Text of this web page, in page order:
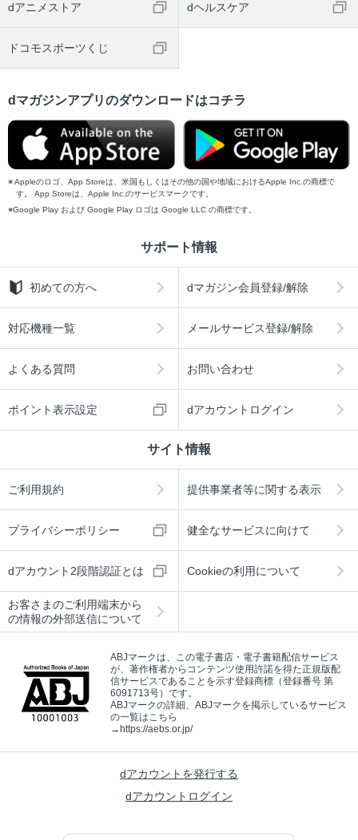
dアニメストア dヘルスケア
ドコモスポーツくじ
dマガジンアプリのダウンロードはコチラ
Appleのロゴ、App Storeは、米国もしくはその他の国や地域におけるApple Inc.の商標で
す。 App Storeは、Apple Inc.のサービスマークです。
Google Play および Google Play ロゴは Google LLC の商標です。
サポート情報
初めての方へ dマガジン会員登録/解除
対応機種一覧 メールサービス登録/解除
よくある質問 お問い合わせ
ポイント表示設定 dアカウントログイン
サイト情報
ご利用規約 提供事業者等に関する表示
プライバシーポリシー 健全なサービスに向けて
dアカウント2段階認証とは Cookieの利用について
お客さまのご利用端末から
の情報の外部送信について
ABJマークは、この電子書店・電子書籍配信サービス
が、著作権者からコンテンツ使用許諾を得た正規版配
信サービスであることを示す登録商標（登録番号 第
6091713号）です。
ABJマークの詳細、ABJマークを掲示しているサービス
の一覧はこちら
→https://aebs.or.jp/
dアカウントを発行する
dアカウントログイン